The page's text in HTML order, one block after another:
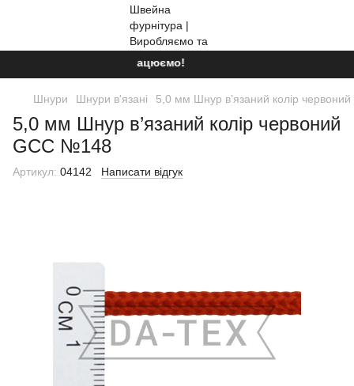
Ми працюємо!
Шнури Шнури в'язані 5,0 мм Шнур в’язаний колір
5,0 мм Шнур в’язаний колір червоний
GCC №148
Артикул: 04142 Написати відгук